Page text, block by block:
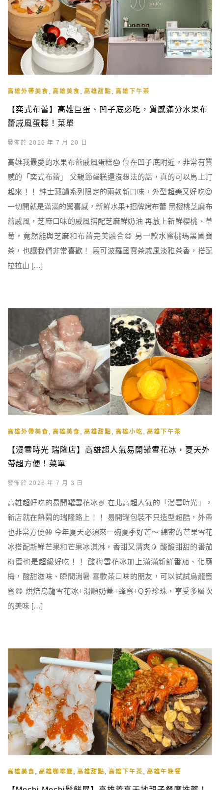
高雄外帶美食 , 高雄美食 , 高雄甜點 , 高雄下午茶
【奕式布蕾】高雄巨蛋、凹子底必吃，質感滿分水果布
蕾戚風蛋糕！菜單
發佈於 2026 年 7 月 20 日
高雄我最愛的水果布蕾戚風蛋糕🎂 位在凹子底附近，非常有質
感的「奕式布蕾」 父親節蛋糕還沒想法的話，真的可以馬上訂
起來！！ 紳士藏韻系列限定的兩款新口味，外型超美又好吃😍
一切開就是滿滿的驚喜感，新鮮水果+招牌烤布蕾 黑櫻桃芝麻布
蕾戚風，芝麻口味的戚風搭配芝麻鮮奶油 再放上新鮮櫻桃、草
莓，竟然能與芝麻和布蕾完美融合😋 另一款水蜜桃瑪黑國寶
茶，也讓我們非常喜歡！ 馬可波羅國寶茶戚風淡雅茶香，搭配
拉拉山 […]
高雄外帶美食 高雄美食 高雄甜點 高雄小吃 高雄下午茶
【漫雪時光 瑞隆店】高雄超人氣易開罐雪花冰，夏天外
帶超方便！菜單
發佈於 2026 年 7 月 3 日
高雄超好吃的易開罐雪花冰🍧 在北高超人氣的「漫雪時光」，
新店就在熱鬧的瑞隆路上！！ 易開罐包裝不只造型超酷，外帶
也非常方便😆 今年夏天必須來一碗夏季好芒～ 綿密的芒果雪花
冰搭配新鮮芒果和芒果冰淇淋，香甜又清爽🥭 酸酸甜甜的番茄
梅蜜也是超級好吃！！ 酸梅雪花冰加上滿滿新鮮番茄、化應
梅，酸甜滋味、瞬間消暑 喜歡茶口味的朋友，可以試試烏龍蜜
蜜😋 烘焙烏龍雪花冰+滑順奶蓋+蜂蜜+Q彈珍珠，享受多層次
的美味 […]
高雄美食 高雄咖啡廳 高雄甜點 高雄下午茶 高雄午晚餐